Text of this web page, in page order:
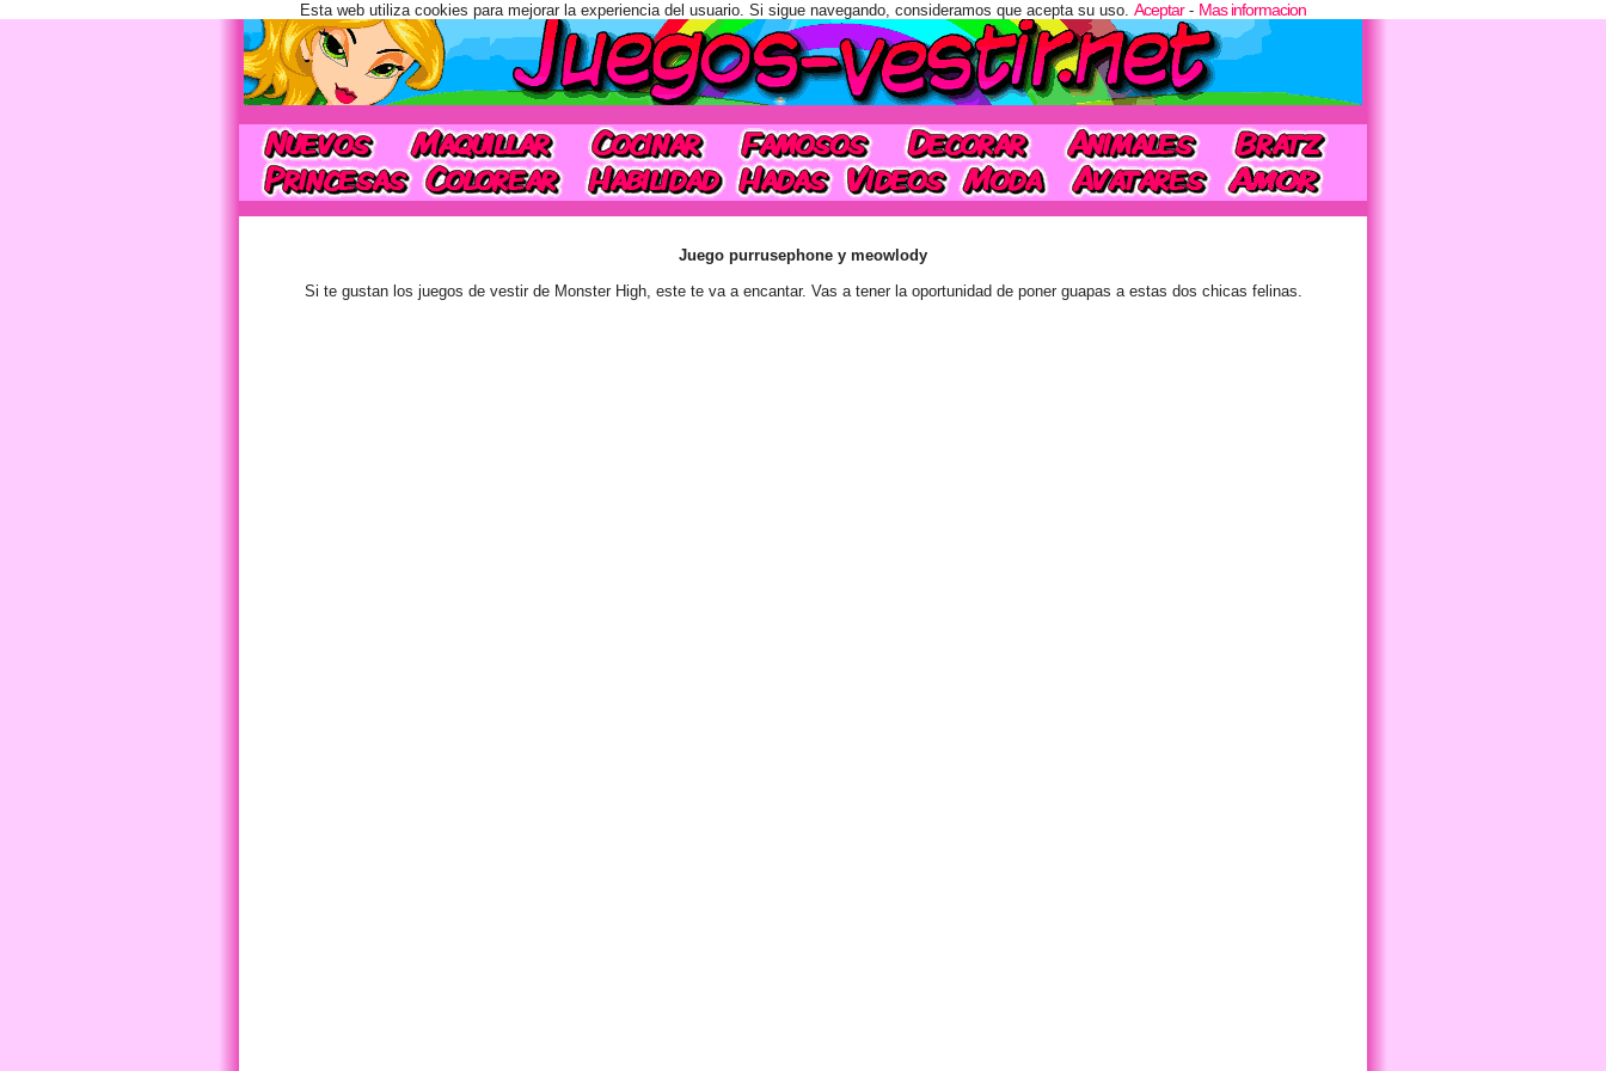
Juego purrusephone y meowlody
Si te gustan los juegos de vestir de Monster High, este te va a encantar. Vas a tener la oportunidad de poner guapas a estas dos chicas felinas.
Esta web utiliza cookies para mejorar la experiencia del usuario. Si sigue navegando, consideramos que acepta su uso. Aceptar- Mas informacion